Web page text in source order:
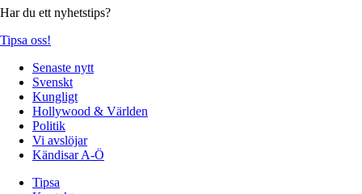
Har du ett nyhetstips?
Tipsa oss!
Senaste nytt
Svenskt
Kungligt
Hollywood & Världen
Politik
Vi avslöjar
Kändisar A-Ö
Tipsa